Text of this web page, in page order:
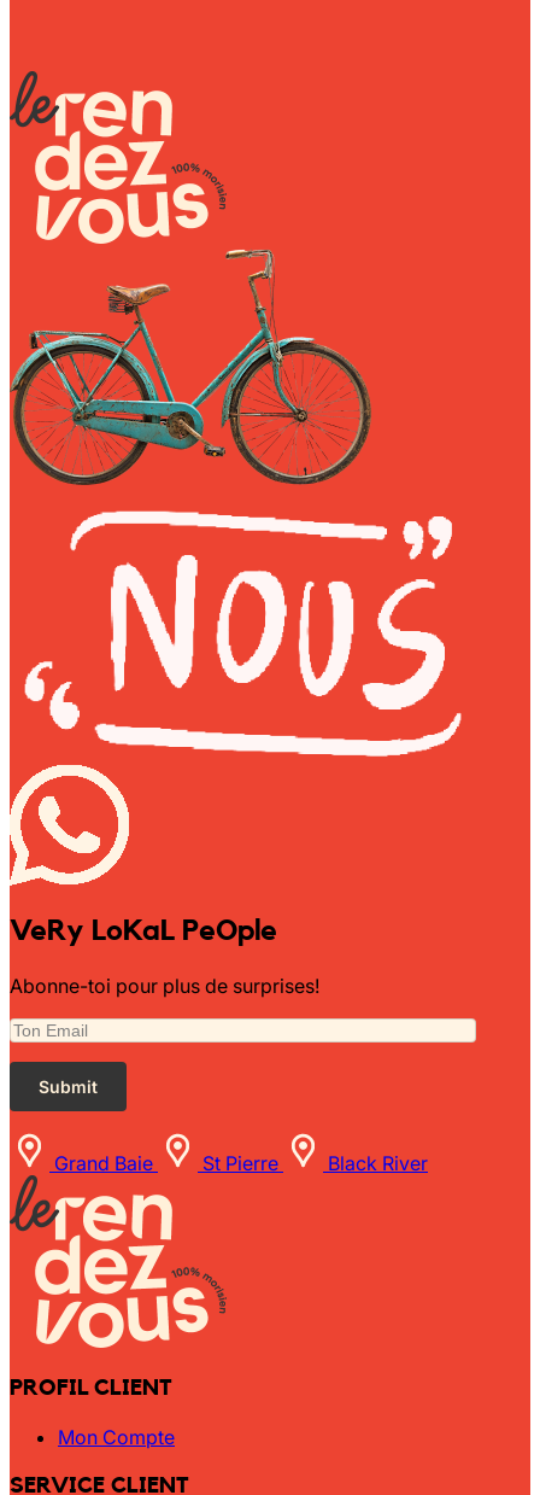
VeRy LoKaL PeOple
Abonne-toi pour plus de surprises!
Grand Baie St Pierre Black River
PROFIL CLIENT
Mon Compte
SERVICE CLIENT